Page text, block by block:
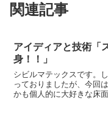
関連記事
アイディアと技術「
身！！」
シビルマテックスです。
っておりましたが、今回
かも個人的に大好きな床